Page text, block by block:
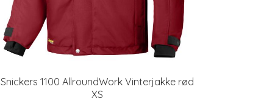
Snickers 1100 AllroundWork Vinterjakke rød
XS